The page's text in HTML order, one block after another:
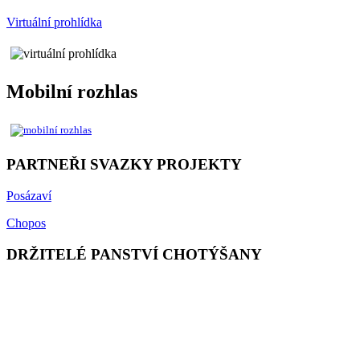
Virtuální prohlídka
Mobilní rozhlas
PARTNEŘI SVAZKY PROJEKTY
Posázaví
Chopos
DRŽITELÉ PANSTVÍ CHOTÝŠANY